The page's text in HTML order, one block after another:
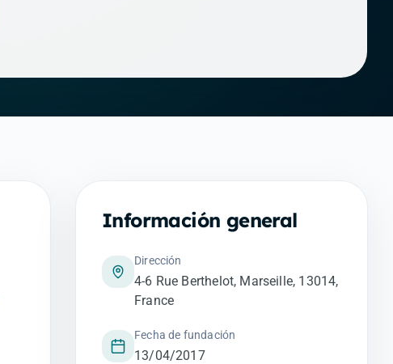
Información general
Dirección
4-6 Rue Berthelot, Marseille, 13014,
France
Fecha de fundación
13/04/2017